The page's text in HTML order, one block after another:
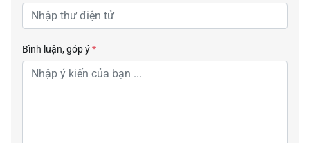
Bình luận, góp ý*